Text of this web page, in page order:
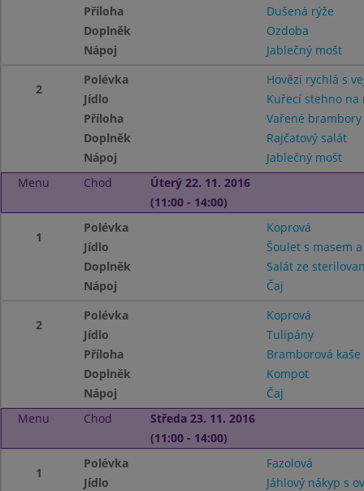
Příloha
Dušená rýže
Doplněk
Ozdoba
Nápoj
Jablečný mošt
2
Polévka
Hovězí rychlá s
Jídlo
Kuřecí stehno na
Příloha
Vařené brambory
Doplněk
Rajčatový salát
Nápoj
Jablečný mošt
Menu
Chod
Úterý 22. 11. 2016
(11:00 - 14:00)
1
Polévka
Koprová
Jídlo
Šoulet s masem
Doplněk
Salát ze
Nápoj
Čaj
2
Polévka
Koprová
Jídlo
Tulipány
Příloha
Bramborová
Doplněk
Kompot
Nápoj
Čaj
Menu
Chod
Středa 23. 11. 2016
(11:00 - 14:00)
1
Polévka
Fazolová
Jídlo
Jáhlový nákyp s